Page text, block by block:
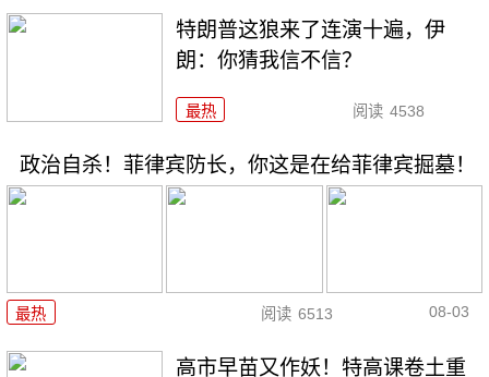
特朗普这狼来了连演十遍，伊
朗：你猜我信不信？
最热 阅读 4538
政治自杀！菲律宾防长，你这是在给菲律宾掘墓！
最热 阅读 6513 08-03
高市早苗又作妖！特高课卷土重